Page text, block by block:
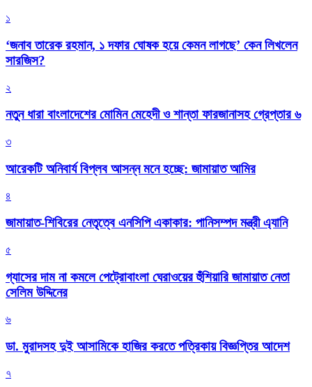
১
‘জনাব তারেক রহমান, ১ দফার ঘোষক হয়ে কেমন লাগছে’ কেন লিখলেন
সারজিস?
২
নতুন ধারা বাংলাদেশের মোমিন মেহেদী ও শান্তা ফারজানাসহ গ্রেপ্তার ৬
৩
আরেকটি অনিবার্য বিপ্লব আসন্ন মনে হচ্ছে: জামায়াত আমির
৪
জামায়াত-শিবিরের নেতৃত্বে এনসিপি একাকার: পানিসম্পদ মন্ত্রী এ্যানি
৫
গ্যাসের দাম না কমলে পেট্রোবাংলা ঘেরাওয়ের হুঁশিয়ারি জামায়াত নেতা
সেলিম উদ্দিনের
৬
ডা. মুরাদসহ দুই আসামিকে হাজির করতে পত্রিকায় বিজ্ঞপ্তির আদেশ
৭